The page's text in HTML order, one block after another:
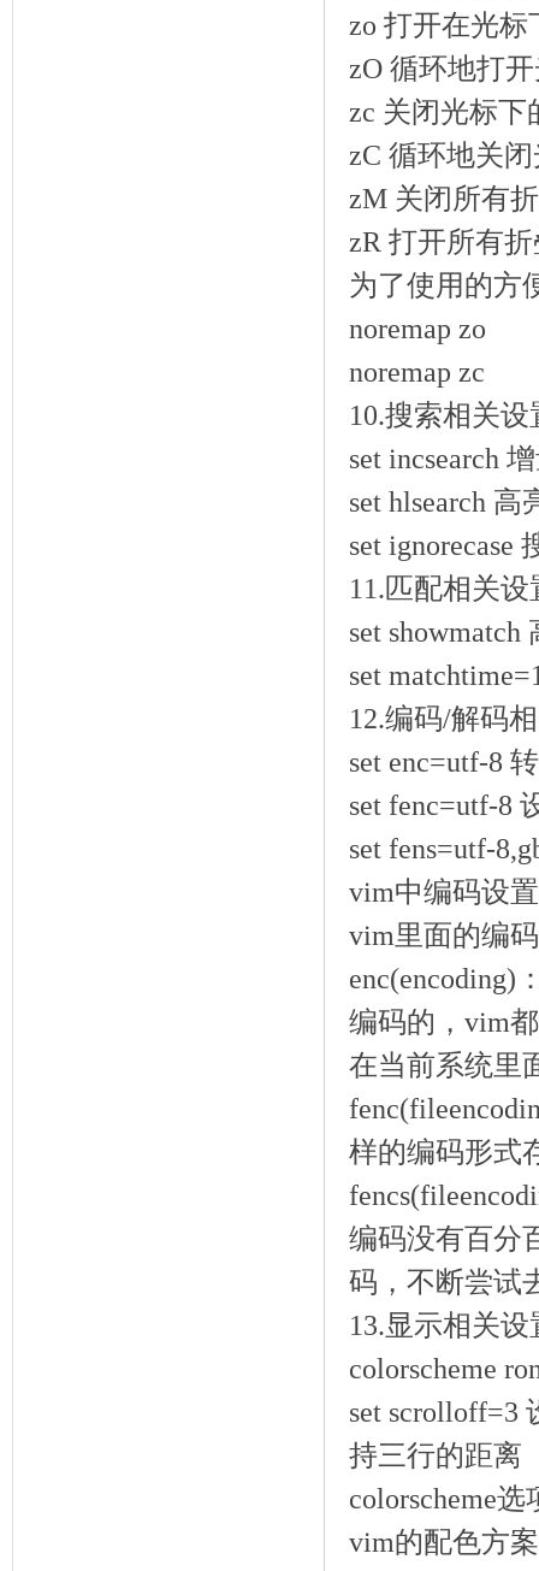
zo 打开在光标
zO 循环地打
zc 关闭光标下
zC 循环地关
zM 关闭所有
zR 打开所有
为了使用的方
noremap zo
noremap zc
10.搜索相关设
set incsearch
set hlsearch
set ignorecase
11.匹配相关设
set
set
12.编码/解码
set enc=utf-8
set fenc=utf-8
set fens=utf-
vim中编码设
vim里面的编
enc(encoding)
编码的，vim
在当前系统里
样的编码形式
编码没有百分
码，不断尝试
13.显示相关设
colorscheme
set scrolloff=3
持三行的距离
colorscheme
vim的配色方